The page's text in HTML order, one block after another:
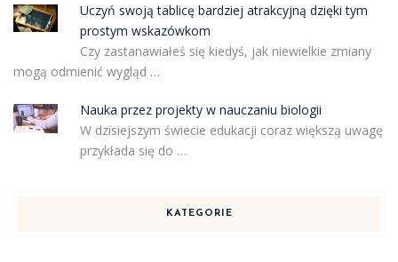
Uczyń swoją tablicę bardziej atrakcyjną dzięki tym
prostym wskazówkom
Czy zastanawiałeś się kiedyś, jak niewielkie zmiany
mogą odmienić wygląd …
Nauka przez projekty w nauczaniu biologii
W dzisiejszym świecie edukacji coraz większą uwagę
przykłada się do …
KATEGORIE